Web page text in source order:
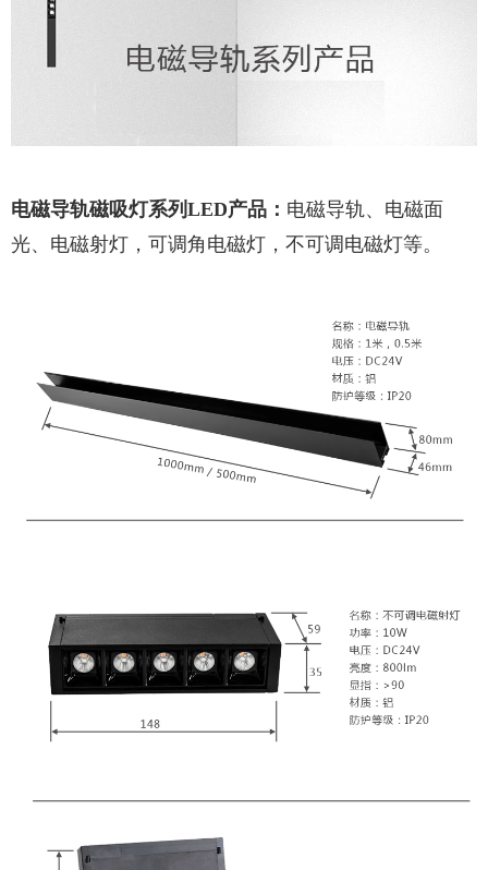
电磁导轨磁吸灯系列 LED产品： 电磁导轨、电磁面
光、电磁射灯，可调角电磁灯，不可调电磁灯等。